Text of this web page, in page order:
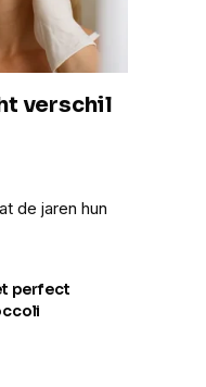
verschil
de jaren hun
perfect